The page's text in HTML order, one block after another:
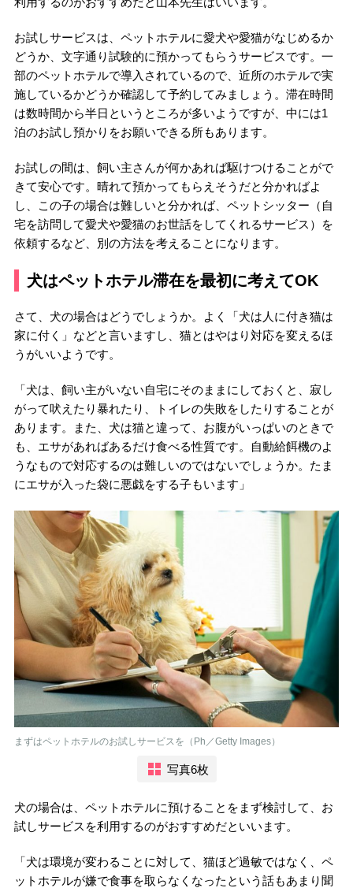
お試しサービスは、ペットホテルに愛犬や愛猫がなじめるか
どうか、文字通り試験的に預かってもらうサービスです。一
部のペットホテルで導入されているので、近所のホテルで実
施しているかどうか確認して予約してみましょう。滞在時間
は数時間から半日というところが多いようですが、中には1
泊のお試し預かりをお願いできる所もあります。
お試しの間は、飼い主さんが何かあれば駆けつけることがで
きて安心です。晴れて預かってもらえそうだと分かればよ
し、この子の場合は難しいと分かれば、ペットシッター（自
宅を訪問して愛犬や愛猫のお世話をしてくれるサービス）を
依頼するなど、別の方法を考えることになります。
犬はペットホテル滞在を最初に考えてOK
さて、犬の場合はどうでしょうか。よく「犬は人に付き猫は
家に付く」などと言いますし、猫とはやはり対応を変えるほ
うがいいようです。
「犬は、飼い主がいない自宅にそのままにしておくと、寂し
がって吠えたり暴れたり、トイレの失敗をしたりすることが
あります。また、犬は猫と違って、お腹がいっぱいのときで
も、エサがあればあるだけ食べる性質です。自動給餌機のよ
うなもので対応するのは難しいのではないでしょうか。たま
にエサが入った袋に悪戯をする子もいます」
まずはペットホテルのお試しサービスを（Ph／Getty Images）
写真6枚
犬の場合は、ペットホテルに預けることをまず検討して、お
試しサービスを利用するのがおすすめだといいます。
「犬は環境が変わることに対して、猫ほど過敏ではなく、ペ
ットホテルが嫌で食事を取らなくなったという話もあまり聞